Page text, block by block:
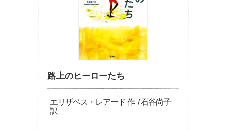
路上のヒーローたち
エリザベス・レアード 作 / 石谷尚子
訳